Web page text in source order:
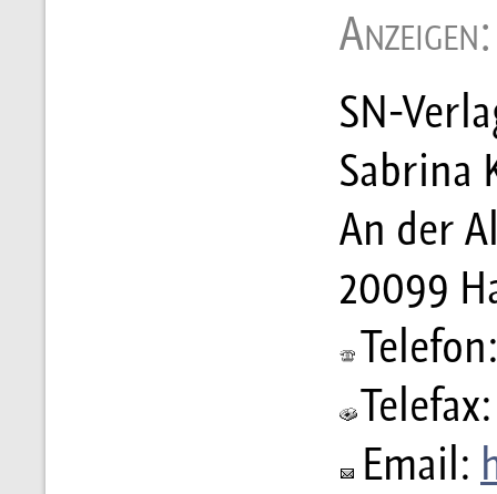
Anzeigen:
SN-
Sabrina
An der
20099
Email: